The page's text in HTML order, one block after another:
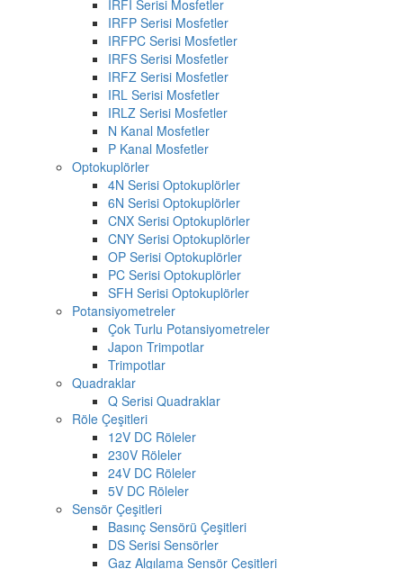
IRFI Serisi Mosfetler
IRFP Serisi Mosfetler
IRFPC Serisi Mosfetler
IRFS Serisi Mosfetler
IRFZ Serisi Mosfetler
IRL Serisi Mosfetler
IRLZ Serisi Mosfetler
N Kanal Mosfetler
P Kanal Mosfetler
Optokuplörler
4N Serisi Optokuplörler
6N Serisi Optokuplörler
CNX Serisi Optokuplörler
CNY Serisi Optokuplörler
OP Serisi Optokuplörler
PC Serisi Optokuplörler
SFH Serisi Optokuplörler
Potansiyometreler
Çok Turlu Potansiyometreler
Japon Trimpotlar
Trimpotlar
Quadraklar
Q Serisi Quadraklar
Röle Çeşitleri
12V DC Röleler
230V Röleler
24V DC Röleler
5V DC Röleler
Sensör Çeşitleri
Basınç Sensörü Çeşitleri
DS Serisi Sensörler
Gaz Algılama Sensör Çeşitleri